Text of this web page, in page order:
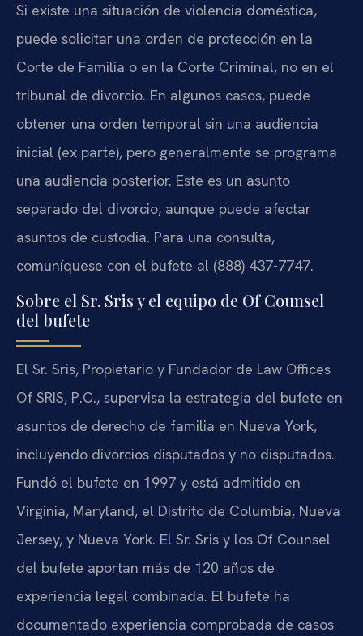
Si existe una situación de violencia doméstica,
puede solicitar una orden de protección en la
Corte de Familia o en la Corte Criminal, no en el
tribunal de divorcio. En algunos casos, puede
obtener una orden temporal sin una audiencia
inicial (ex parte), pero generalmente se programa
una audiencia posterior. Este es un asunto
separado del divorcio, aunque puede afectar
asuntos de custodia. Para una consulta,
comuníquese con el bufete al (888) 437-7747.
Sobre el Sr. Sris y el equipo de Of Counsel
del bufete
El Sr. Sris, Propietario y Fundador de Law Offices
Of SRIS, P.C., supervisa la estrategia del bufete en
asuntos de derecho de familia en Nueva York,
incluyendo divorcios disputados y no disputados.
Fundó el bufete en 1997 y está admitido en
Virginia, Maryland, el Distrito de Columbia, Nueva
Jersey, y Nueva York. El Sr. Sris y los Of Counsel
del bufete aportan más de 120 años de
experiencia legal combinada. El bufete ha
documentado experiencia comprobada de casos